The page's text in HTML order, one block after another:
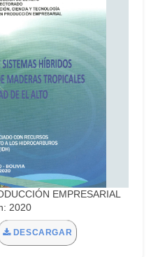
EMPRESARIAL
2020
DESCARGAR